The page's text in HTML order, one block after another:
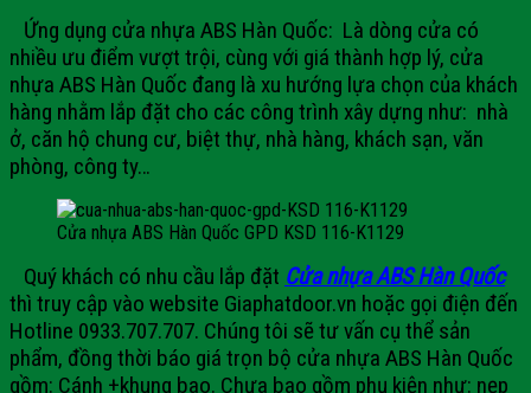
Ứng dụng cửa nhựa ABS Hàn Quốc: Là dòng cửa có
nhiều ưu điểm vượt trội, cùng với giá thành hợp lý, cửa
nhựa ABS Hàn Quốc đang là xu hướng lựa chọn của khách
hàng nhằm lắp đặt cho các công trình xây dựng như: nhà
ở, căn hộ chung cư, biệt thự, nhà hàng, khách sạn, văn
phòng, công ty…
Cửa nhựa ABS Hàn Quốc GPD KSD 116-K1129
Quý khách có nhu cầu lắp đặt Cửa nhựa ABS Hàn Quốc
thì truy cập vào website Giaphatdoor.vn hoặc gọi điện đến
Hotline 0933.707.707. Chúng tôi sẽ tư vấn cụ thể sản
phẩm, đồng thời báo giá trọn bộ cửa nhựa ABS Hàn Quốc
gồm: Cánh +khung bao. Chưa bao gồm phụ kiện như: nẹp